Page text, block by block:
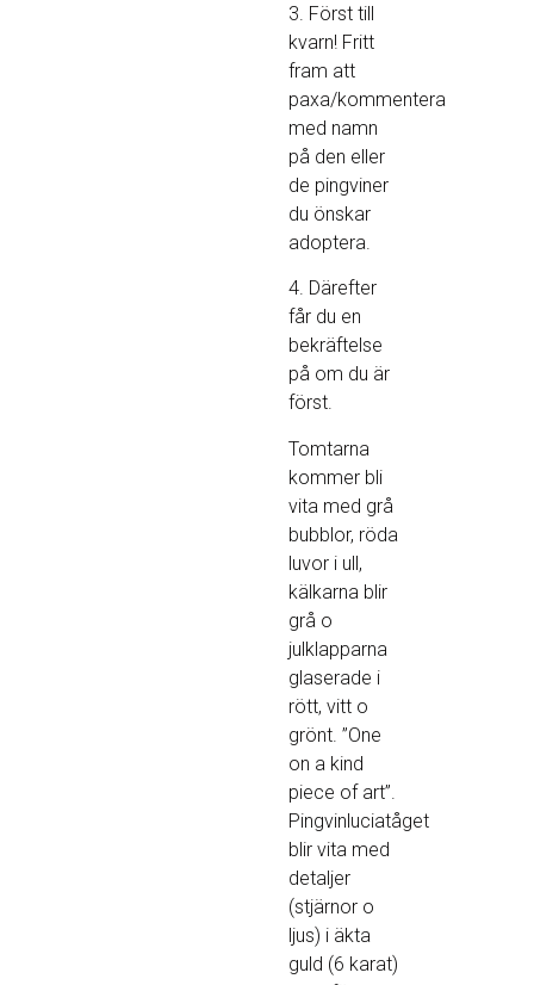
3. Först till
kvarn! Fritt
fram att
paxa/kommentera
med namn
på den eller
de pingviner
du önskar
adoptera.
4. Därefter
får du en
bekräftelse
på om du är
först.
Tomtarna
kommer bli
vita med grå
bubblor, röda
luvor i ull,
kälkarna blir
grå o
julklapparna
glaserade i
rött, vitt o
grönt. ”One
on a kind
piece of art”.
Pingvinluciatåget
blir vita med
detaljer
(stjärnor o
ljus) i äkta
guld (6 karat)